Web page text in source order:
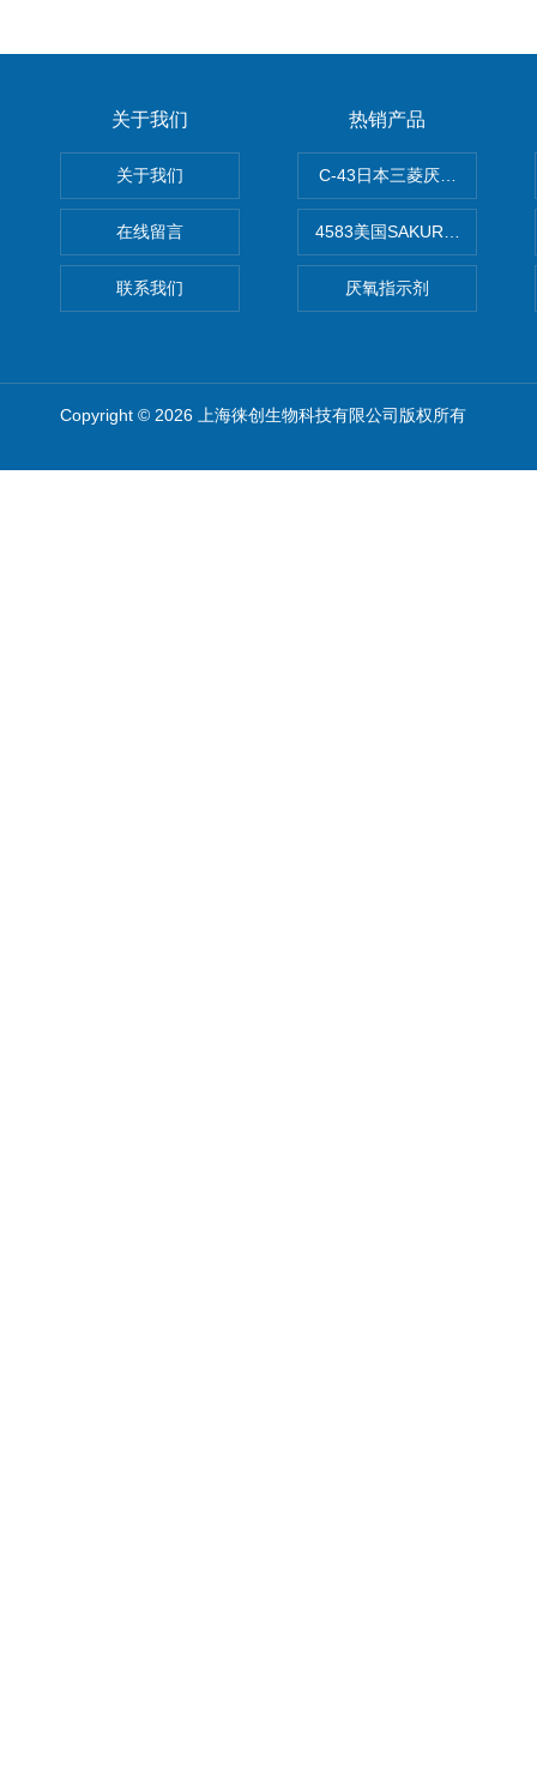
关于我们
关于我们
在线留言
联系我们
热销产品
C-43日本三菱厌氧培养袋
4583美国SAKURA樱花OCT
厌氧指示剂
Copyright © 2026 上海徕创生物科技有限公司版权所有